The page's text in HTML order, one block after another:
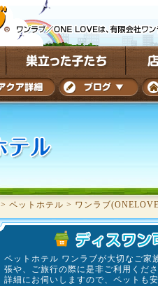
> ペットホテル > ワンラブ
ペットホテル ワンラブが大切なご家
張や、ご旅行の際に是非ご利用くだ
詳細にお伺いしますので、ペットも